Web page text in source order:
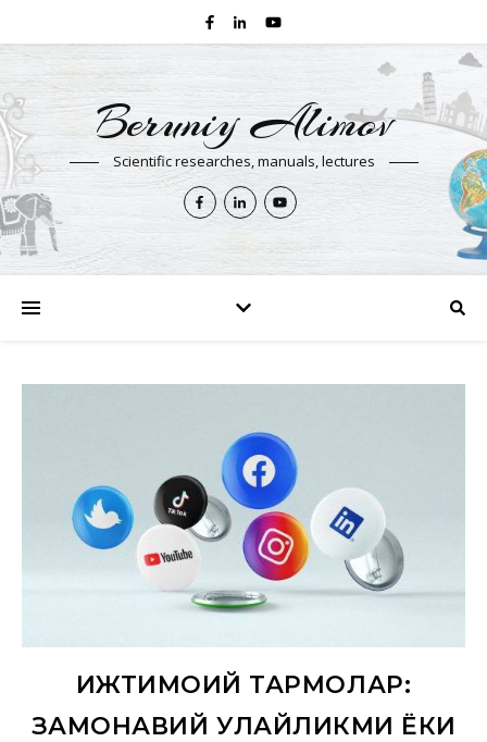
Beruniy Alimov
Scientific researches, manuals, lectures
ИЖТИМОИЙ ТАРМОҚЛАР:
ЗАМОНАВИЙ ҚУЛАЙЛИКМИ ЁКИ